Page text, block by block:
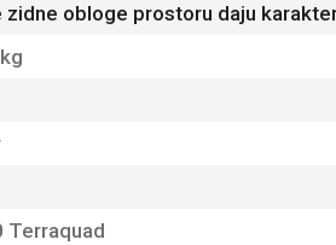
zidne obloge prostoru daju
Terraquad